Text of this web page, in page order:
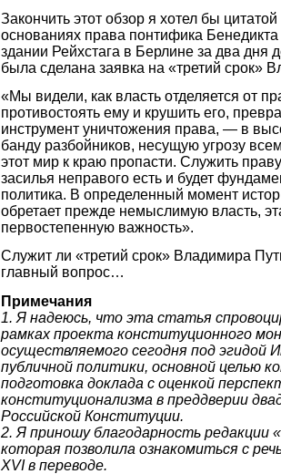
Закончить этот обзор я хотел бы
основаниях права понтифика
здании Рейхстага в Берлине за два дня
была сделана заявка на «третий срок»
«Мы видели, как власть отделяется от
противостоять ему и крушить его,
инструмент уничтожения права, — в
банду разбойников, несущую угрозу
этот мир к краю пропасти. Служить
засилья неправого есть и будет
политика. В определенный момент
обретает прежде немыслимую власть,
первостепенную важность».
Служит ли «третий срок» Владимира
главный вопрос…
Примечания
1. Я надеюсь, что эта статья
рамках проекта конституционного
осуществляемого сегодня под эгидой
публичной политики, основной целью
подготовка доклада с оценкой
конституционализма в преддверии
Российской Конституции.
2. Я приношу благодарность редакции
которая позволила ознакомиться с
XVI в переводе.